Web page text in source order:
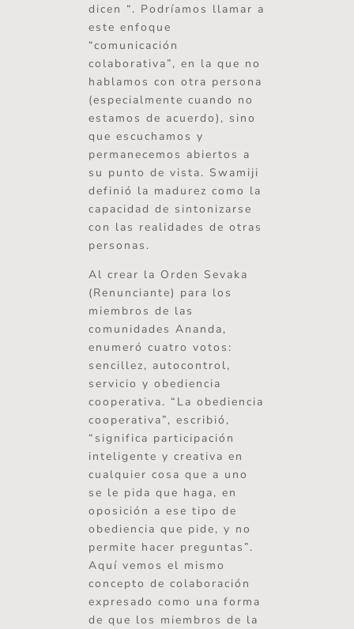
dicen “. Podríamos llamar a
este enfoque
“comunicación
colaborativa”, en la que no
hablamos con otra persona
(especialmente cuando no
estamos de acuerdo), sino
que escuchamos y
permanecemos abiertos a
su punto de vista. Swamiji
definió la madurez como la
capacidad de sintonizarse
con las realidades de otras
personas.
Al crear la Orden Sevaka
(Renunciante) para los
miembros de las
comunidades Ananda,
enumeró cuatro votos:
sencillez, autocontrol,
servicio y obediencia
cooperativa. “La obediencia
cooperativa”, escribió,
“significa participación
inteligente y creativa en
cualquier cosa que a uno
se le pida que haga, en
oposición a ese tipo de
obediencia que pide, y no
permite hacer preguntas”.
Aquí vemos el mismo
concepto de colaboración
expresado como una forma
de que los miembros de la